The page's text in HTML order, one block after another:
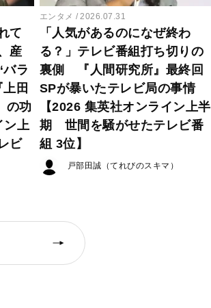
て
産
ラ
田
の功
ン上
ビ
エンタメ 2026.07.31
「人気があるのになぜ終わ
る？」テレビ番組打ち切りの
裏側 『人間研究所』最終回
SPが暴いたテレビ局の事情
【2026 集英社オンライン上半
期 世間を騒がせたテレビ番
組 3位】
戸部田誠（てれびのスキマ）